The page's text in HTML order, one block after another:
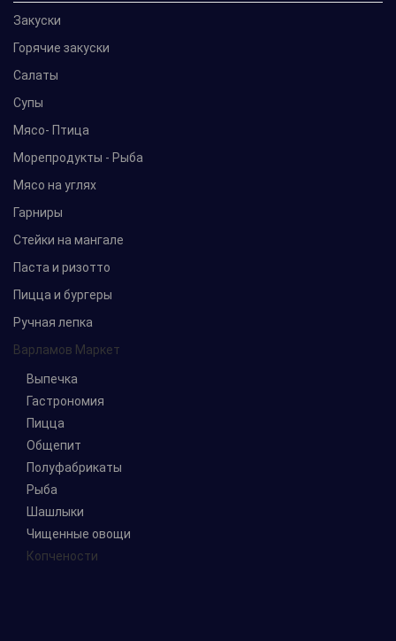
Закуски
Горячие закуски
Салаты
Супы
Мясо- Птица
Морепродукты - Рыба
Мясо на углях
Гарниры
Стейки на мангале
Паста и ризотто
Пицца и бургеры
Ручная лепка
Варламов Маркет
Выпечка
Гастрономия
Пицца
Общепит
Полуфабрикаты
Рыба
Шашлыки
Чищенные овощи
Копчености